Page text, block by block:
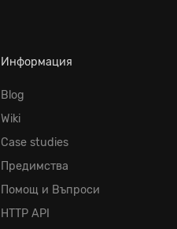
Информация
Blog
Wiki
Case studies
Предимства
Помощ и Въпроси
HTTP API